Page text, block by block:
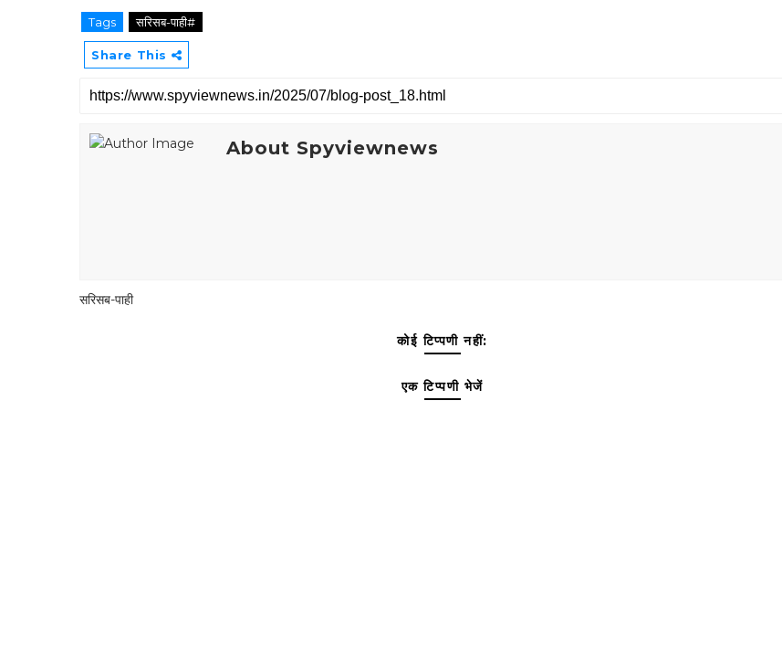
Tags सरिसब-पाही#
Share This
About Spyviewnews
सरिसब-पाही
कोई टिप्पणी नहीं:
एक टिप्पणी भेजें